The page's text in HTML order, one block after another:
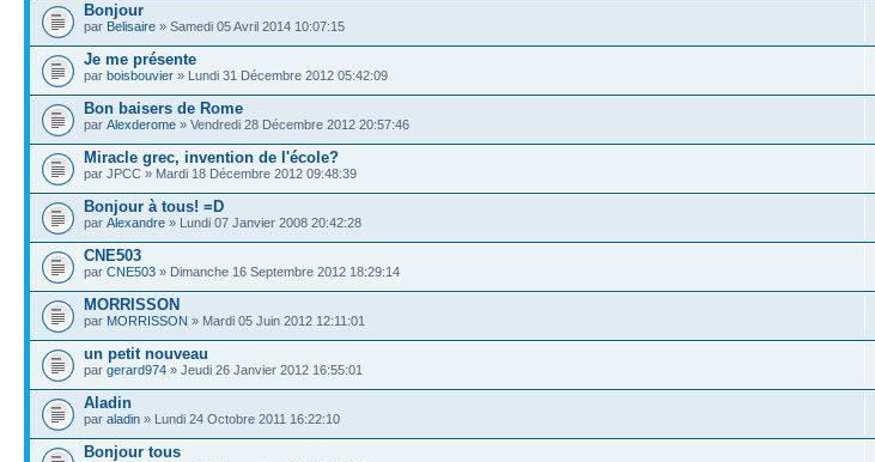
Bonjour
par Belisaire » Samedi 05 Avril 2014 10:07:15
Je me présente
par boisbouvier » Lundi 31 Décembre 2012 05:42:09
Bon baisers de Rome
par Alexderome » Vendredi 28 Décembre 2012 20:57:46
Miracle grec, invention de l'école?
par JPCC » Mardi 18 Décembre 2012 09:48:39
Bonjour à tous! =D
par Alexandre » Lundi 07 Janvier 2008 20:42:28
CNE503
par CNE503 » Dimanche 16 Septembre 2012 18:29:14
MORRISSON
par MORRISSON » Mardi 05 Juin 2012 12:11:01
un petit nouveau
par gerard974 » Jeudi 26 Janvier 2012 16:55:01
Aladin
par aladin » Lundi 24 Octobre 2011 16:22:10
Bonjour tous